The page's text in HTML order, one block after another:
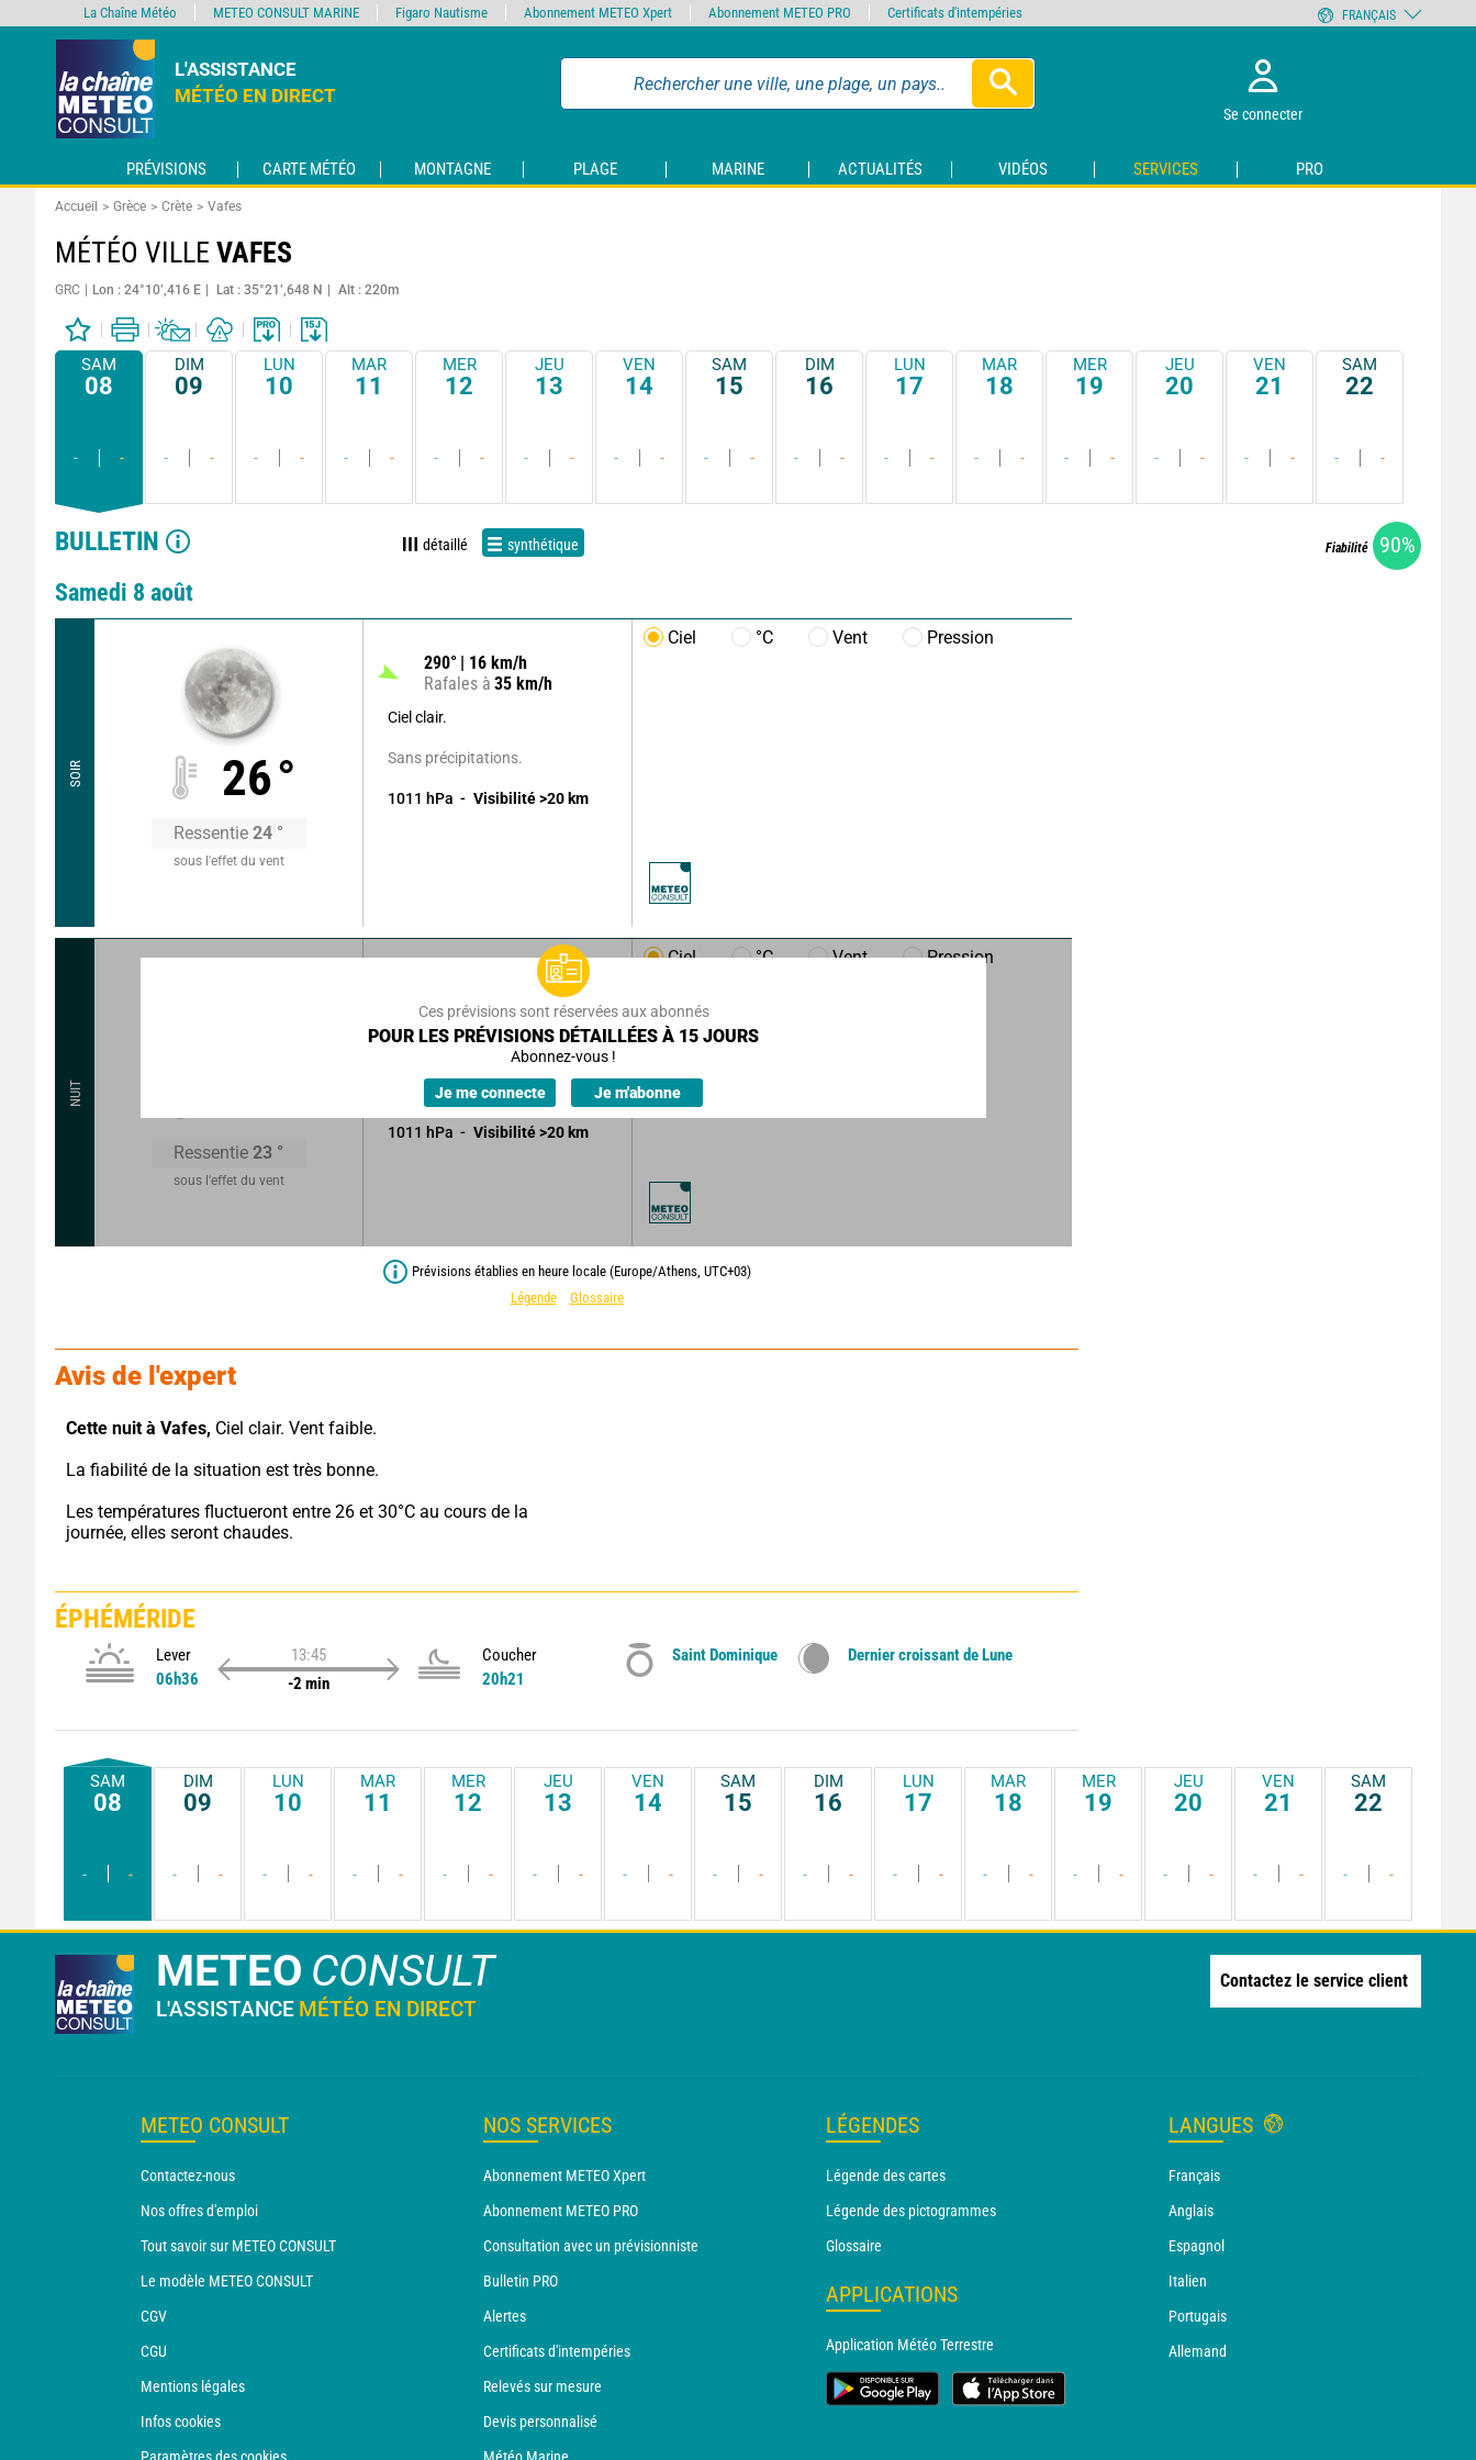
L'ASSISTANCE
MÉTÉO EN DIRECT
Se connecter
PRÉVISIONS CARTE MÉTÉO MONTAGNE PLAGE MARINE ACTUALITÉS VIDÉOS SERVICES PRO
Accueil Grèce Crète Vafes
MÉTÉO VILLE VAFES
GRC Lon : 24°10’,416 E Lat : 35°21’,648 N Alt : 220m
SAM
08
- -
DIM
09
- -
LUN
10
- -
MAR
11
- -
MER
12
- -
JEU
13
- -
VEN
14
- -
SAM
15
- -
DIM
16
- -
LUN
17
- -
MAR
18
- -
MER
19
- -
JEU
20
- -
VEN
21
- -
SAM
22
- -
BULLETIN détaillé synthétique Fiabilité 90%
Samedi 8 août
SOIR 26°
Ressentie 24 °
sous l'effet du vent
290° 16 km/h
Rafales à 35 km/h
Ciel clair.
Sans précipitations.
1011 hPa Visibilité >20 km
Ciel °C Vent Pression
NUIT
Ressentie 23 °
sous l'effet du vent
Rafales à30 km/h
Ciel clair malgré quelques
Sans précipitations.
1011 hPa Visibilité >20 km
Ciel °C Vent Pression
Ces prévisions sont réservées aux abonnés
POUR LES PRÉVISIONS DÉTAILLÉES À 15 JOURS
Abonnez-vous !
Je me connecte Je m'abonne
Prévisions établies en heure locale (Europe/Athens, UTC+03)
Légende
Glossaire
Avis de l'expert
Cette nuit à Vafes, Ciel clair. Vent faible.
La fiabilité de la situation est très bonne.
Les températures fluctueront entre 26 et 30°C au cours de la
journée, elles seront chaudes.
ÉPHÉMÉRIDE
Lever
06h36
13:45
-2 min
Coucher
20h21
Saint Dominique Dernier croissant de Lune
SAM
08
- -
DIM
09
- -
LUN
10
- -
MAR
11
- -
MER
12
- -
JEU
13
- -
VEN
14
- -
SAM
15
- -
DIM
16
- -
LUN
17
- -
MAR
18
- -
MER
19
- -
JEU
20
- -
VEN
21
- -
SAM
22
- -
METEO CONSULT
L'ASSISTANCE MÉTÉO EN DIRECT
Contactez le service client
METEO CONSULT
Contactez-nous
Nos offres d'emploi
Tout savoir sur METEO CONSULT
Le modèle METEO CONSULT
CGV
CGU
Mentions légales
Infos cookies
NOS SERVICES
Abonnement METEO Xpert
Abonnement METEO PRO
Consultation avec un prévisionniste
Bulletin PRO
Alertes
Certificats d'intempéries
Relevés sur mesure
Devis personnalisé
LÉGENDES
Légende des cartes
Légende des pictogrammes
Glossaire
APPLICATIONS
Application Météo Terrestre
LANGUES
Français
Anglais
Espagnol
Italien
Portugais
Allemand
La Chaîne Météo METEO CONSULT MARINE Figaro Nautisme Abonnement METEO Xpert Abonnement METEO PRO Certificats d'intempéries FRANÇAIS